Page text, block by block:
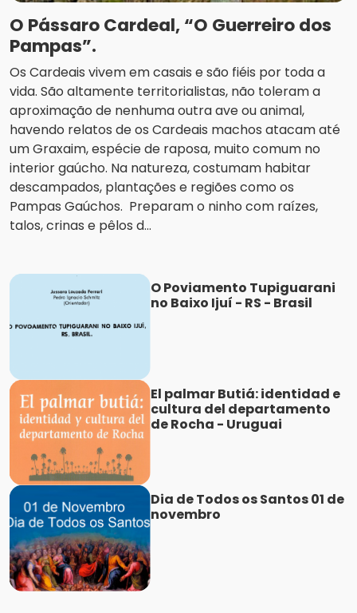
O Pássaro Cardeal, “O Guerreiro dos
Pampas”.
Os Cardeais vivem em casais e são fiéis por toda a
vida. São altamente territorialistas, não toleram a
aproximação de nenhuma outra ave ou animal,
havendo relatos de os Cardeais machos atacam até
um Graxaim, espécie de raposa, muito comum no
interior gaúcho. Na natureza, costumam habitar
descampados, plantações e regiões como os
Pampas Gaúchos. Preparam o ninho com raízes,
talos, crinas e pêlos d...
O Poviamento Tupiguarani
no Baixo Ijuí - RS - Brasil
El palmar Butiá: identidad e
cultura del departamento
de Rocha - Uruguai
Dia de Todos os Santos 01 de
novembro